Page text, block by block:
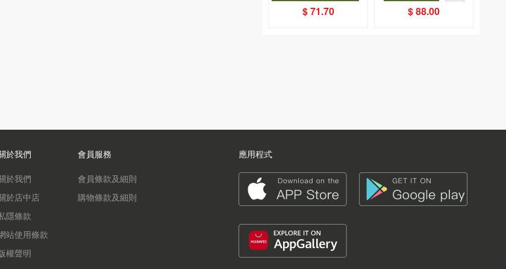
選圖書67折
暢銷
$ 71.70 $ 88.00
於我們
於我們
於店中店
隱條款
站使用條款
權聲明
會員服務
會員條款及細則
購物條款及細則
應用程式